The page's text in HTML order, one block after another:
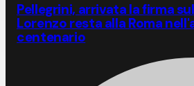
Pellegrini, arrivata la firma
Lorenzo resta alla Roma
centenario